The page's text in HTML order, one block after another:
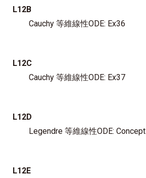
L12B
Cauchy 等維線性ODE: Ex36
L12C
Cauchy 等維線性ODE: Ex37
L12D
Legendre 等維線性ODE: Concept
L12E